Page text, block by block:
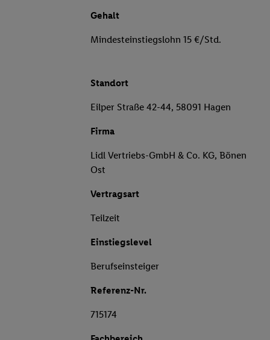
Gehalt
Mindesteinstiegslohn 15 €/Std.
Standort
Eilper Straße 42-44, 58091 Hagen
Firma
Lidl Vertriebs-GmbH & Co. KG, Bönen
Ost
Vertragsart
Teilzeit
Einstiegslevel
Berufseinsteiger
Referenz-Nr.
715174